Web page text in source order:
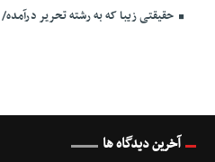
حقیقتی زیبا که به رشته تحریر
آخرین دیدگاه ها